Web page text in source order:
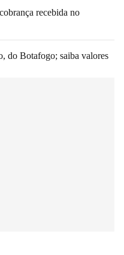
recebida no
do Botafogo; saiba valores